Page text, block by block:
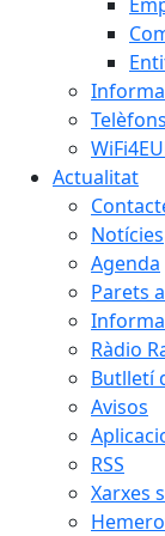
Actualitat
Notícies
Agenda
Parets
Ràdio
Butlletí
Avisos
RSS
Xarxes